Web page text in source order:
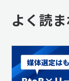
よく読